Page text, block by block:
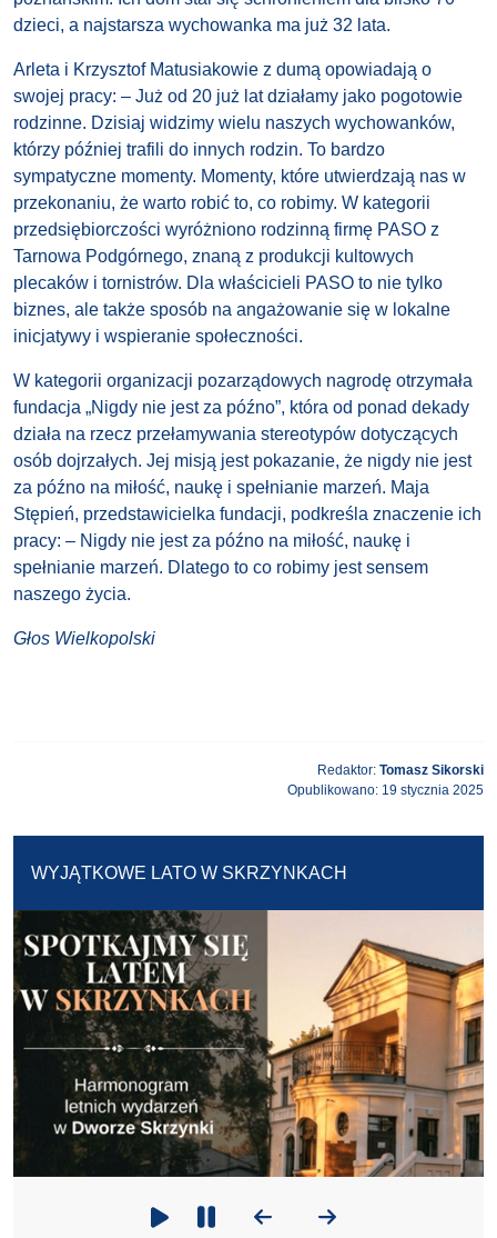
dzieci, a najstarsza wychowanka ma już 32 lata.
Arleta i Krzysztof Matusiakowie z dumą opowiadają o
swojej pracy: – Już od 20 już lat działamy jako pogotowie
rodzinne. Dzisiaj widzimy wielu naszych wychowanków,
którzy później trafili do innych rodzin. To bardzo
sympatyczne momenty. Momenty, które utwierdzają nas w
przekonaniu, że warto robić to, co robimy. W kategorii
przedsiębiorczości wyróżniono rodzinną firmę PASO z
Tarnowa Podgórnego, znaną z produkcji kultowych
plecaków i tornistrów. Dla właścicieli PASO to nie tylko
biznes, ale także sposób na angażowanie się w lokalne
inicjatywy i wspieranie społeczności.
W kategorii organizacji pozarządowych nagrodę otrzymała
fundacja „Nigdy nie jest za późno”, która od ponad dekady
działa na rzecz przełamywania stereotypów dotyczących
osób dojrzałych. Jej misją jest pokazanie, że nigdy nie jest
za późno na miłość, naukę i spełnianie marzeń. Maja
Stępień, przedstawicielka fundacji, podkreśla znaczenie ich
pracy: – Nigdy nie jest za późno na miłość, naukę i
spełnianie marzeń. Dlatego to co robimy jest sensem
naszego życia.
Głos Wielkopolski
Redaktor: Tomasz Sikorski
Opublikowano: 19 stycznia 2025
WYJĄTKOWE LATO W SKRZYNKACH
Poprzedni slajdNastępny slajd